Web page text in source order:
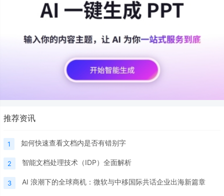
推荐资讯
1 如何快速查看文档内是否有错别字
2 智能文档处理技术（IDP）全面解析
3 AI 浪潮下的全球商机：微软与中移国际共话企业出海新篇章